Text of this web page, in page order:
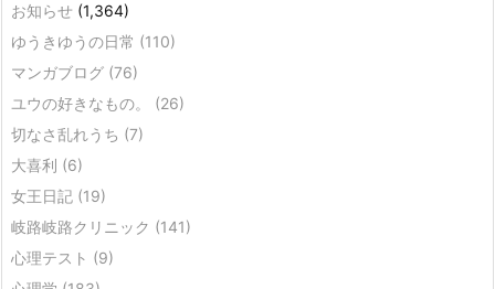
お知らせ (1,364)
ゆうきゆうの日常 (110)
マンガブログ (76)
ユウの好きなもの。 (26)
切なさ乱れうち (7)
大喜利 (6)
女王日記 (19)
岐路岐路クリニック (141)
心理テスト (9)